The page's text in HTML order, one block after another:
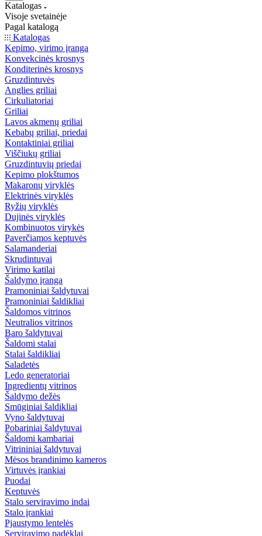
Katalogas
Visoje svetainėje
Pagal katalogą
Katalogas
Kepimo, virimo įranga
Konvekcinės krosnys
Konditerinės krosnys
Gruzdintuvės
Anglies griliai
Cirkuliatoriai
Griliai
Lavos akmenų griliai
Kebabų griliai, priedai
Kontaktiniai griliai
Viščiukų griliai
Gruzdintuvių priedai
Kepimo plokštumos
Makaronų viryklės
Elektrinės viryklės
Ryžių viryklės
Dujinės viryklės
Kombinuotos virykės
Paverčiamos keptuvės
Salamanderiai
Skrudintuvai
Virimo katilai
Šaldymo įranga
Pramoniniai šaldytuvai
Pramoniniai šaldikliai
Šaldomos vitrinos
Neutralios vitrinos
Baro šaldytuvai
Šaldomi stalai
Stalai šaldikliai
Saladetės
Ledo generatoriai
Ingredientų vitrinos
Šaldymo dežės
Smūginiai šaldikliai
Vyno šaldytuvai
Pobariniai šaldytuvai
Šaldomi kambariai
Vitrininiai šaldytuvai
Mėsos brandinimo kameros
Virtuvės įrankiai
Puodai
Keptuvės
Stalo serviravimo indai
Stalo įrankiai
Pjaustymo lentelės
Serviravimo padėklai